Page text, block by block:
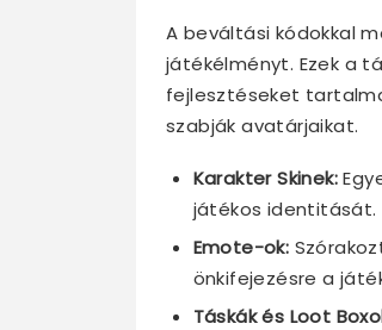
A beváltási kódokkal
játékélményt. Ezek a
fejlesztéseket
szabják avatárjaikat.
Karakter Skinek:
játékos identitását.
Emote-ok:
önkifejezésre a
Táskák és Loot